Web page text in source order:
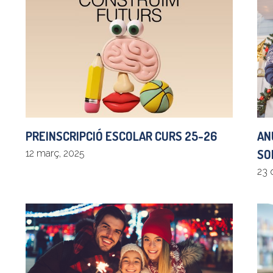
PREINSCRIPCIÓ ESCOLAR CURS 25-26
12 març, 2025
23